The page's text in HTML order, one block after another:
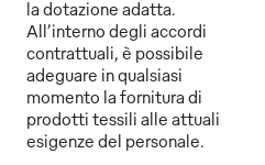
la dotazione adatta.
All’interno degli accordi
contrattuali, è possibile
adeguare in qualsiasi
momento la fornitura di
prodotti tessili alle attuali
esigenze del personale.